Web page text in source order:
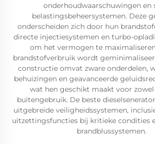
onderhoudwaarschuwingen en
belastingsbeheersystemen. Deze
onderscheiden zich door hun
directe injectiesystemen en turbo-
om het vermogen te
brandstofverbruik wordt
constructie omvat zware onderdelen,
behuizingen en geavanceerde
wat hen geschikt maakt voor
buitengebruik. De beste
uitgebreide veiligheidssystemen,
uitzettingsfuncties bij kritieke condities
brandblussystemen.